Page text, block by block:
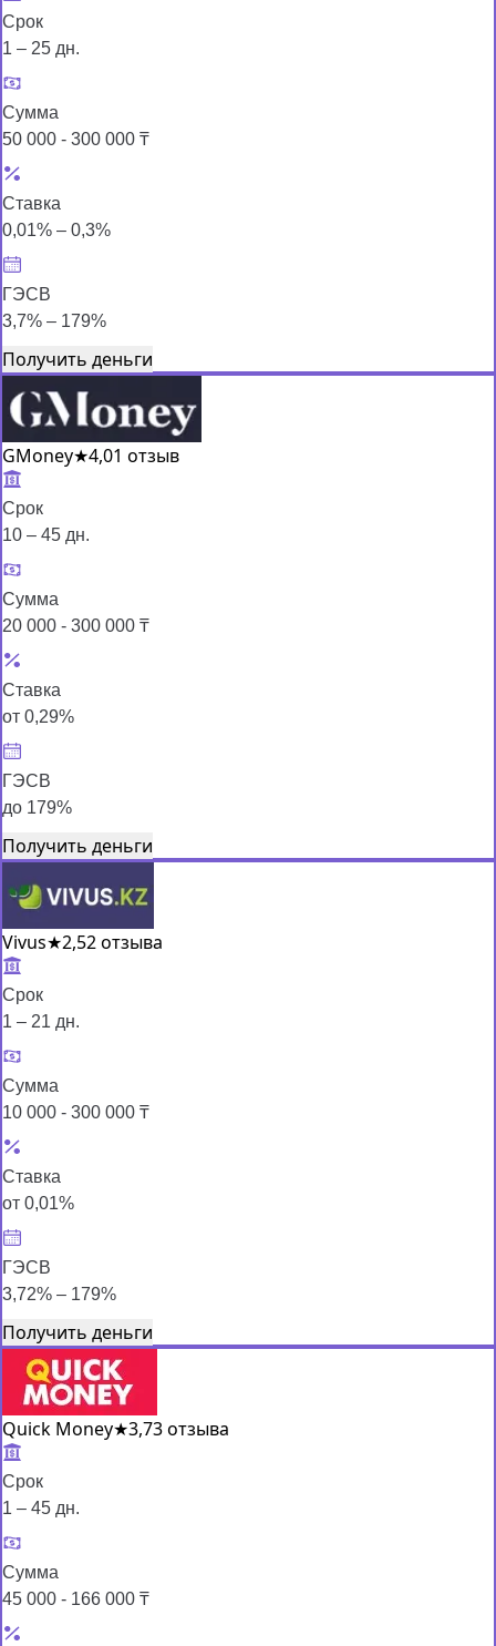
Срок
1 – 25 дн.
Сумма
50 000 - 300 000 ₸
Ставка
0,01% – 0,3%
ГЭСВ
3,7% – 179%
Получить деньги
GMoney★4,01 отзыв
Срок
10 – 45 дн.
Сумма
20 000 - 300 000 ₸
Ставка
от 0,29%
ГЭСВ
до 179%
Получить деньги
Vivus★2,52 отзыва
Срок
1 – 21 дн.
Сумма
10 000 - 300 000 ₸
Ставка
от 0,01%
ГЭСВ
3,72% – 179%
Получить деньги
Quick Money★3,73 отзыва
Срок
1 – 45 дн.
Сумма
45 000 - 166 000 ₸